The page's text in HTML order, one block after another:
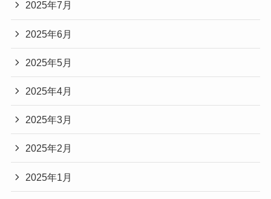
2025年8月
2025年7月
2025年6月
2025年5月
2025年4月
2025年3月
2025年2月